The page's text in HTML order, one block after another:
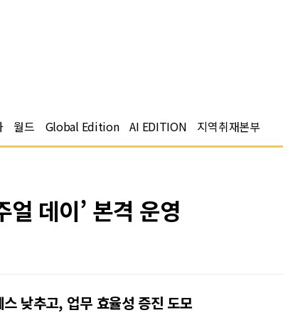
월드 Global Edition AI EDITION 지역취재본부
얼 데이’ 본격 운영
낮추고, 업무 효율성 증진 도모